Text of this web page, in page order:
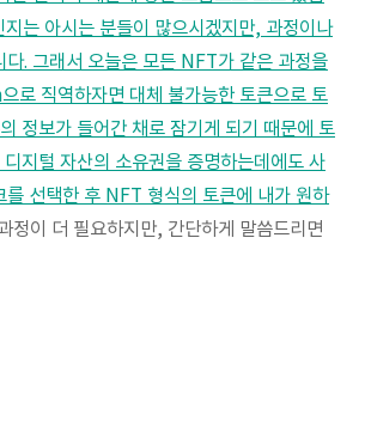
는 아시는 분들이 많으시겠지만, 과정이나
. 그래서 오늘은 모든 NFT가 같은 과정을
직역하자면 대체 불가능한 토큰으로 토
정보가 들어간 채로 잠기게 되기 때문에 토
지털 자산의 소유권을 증명하는데에도 사
선택한 후 NFT 형식의 토큰에 내가 원하
정이 더 필요하지만, 간단하게 말씀드리면